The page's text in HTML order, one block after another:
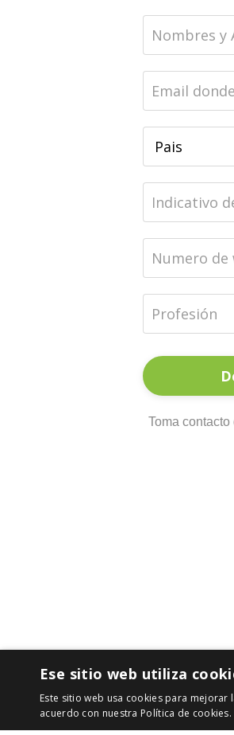
Toma
Ese sitio web utiliza
Este sitio web usa cookies para
acuerdo con nuestra Política de cookies.